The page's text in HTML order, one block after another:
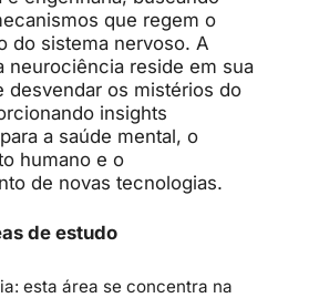
que regem o
do sistema nervoso. A
neurociência reside em sua
desvendar os mistérios do
insights
a saúde mental, o
humano e o
de novas tecnologias.
de estudo
esta área se concentra na